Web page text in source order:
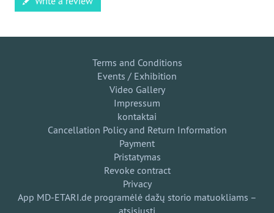
Terms and Conditions
Events / Exhibition
Video Gallery
Impressum
kontaktai
Cancellation Policy and Return Information
Payment
Pristatymas
Revoke contract
Privacy
App MD-ETARI.de programėlė dažų storio matuokliams –
atsisiųsti